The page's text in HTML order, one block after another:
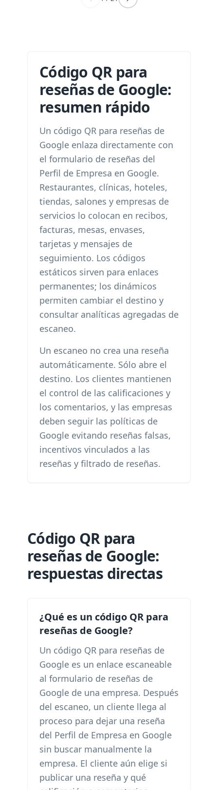
Código QR para
reseñas de Google:
resumen rápido
Un código QR para reseñas de
Google enlaza directamente con
el formulario de reseñas del
Perfil de Empresa en Google.
Restaurantes, clínicas, hoteles,
tiendas, salones y empresas de
servicios lo colocan en recibos,
facturas, mesas, envases,
tarjetas y mensajes de
seguimiento. Los códigos
estáticos sirven para enlaces
permanentes; los dinámicos
permiten cambiar el destino y
consultar analíticas agregadas de
escaneo.
Un escaneo no crea una reseña
automáticamente. Sólo abre el
destino. Los clientes mantienen
el control de las calificaciones y
los comentarios, y las empresas
deben seguir las políticas de
Google evitando reseñas falsas,
incentivos vinculados a las
reseñas y filtrado de reseñas.
Código QR para
reseñas de Google:
respuestas directas
¿Qué es un código QR para
reseñas de Google?
Un código QR para reseñas de
Google es un enlace escaneable
al formulario de reseñas de
Google de una empresa. Después
del escaneo, un cliente llega al
proceso para dejar una reseña
del Perfil de Empresa en Google
sin buscar manualmente la
empresa. El cliente aún elige si
publicar una reseña y qué